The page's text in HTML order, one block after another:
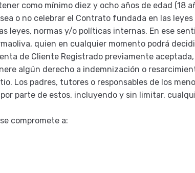
como mínimo diez y ocho años de edad (18
o no celebrar el Contrato fundada en las
leyes, normas y/o políticas internas. En ese
quien en cualquier momento podrá
de Cliente Registrado previamente
algún derecho a indemnización o
Los padres, tutores o responsables de los
parte de estos, incluyendo y sin limitar,
compromete a: